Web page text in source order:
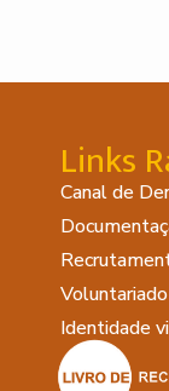
Links
Canal de
Voluntariado
Identidade